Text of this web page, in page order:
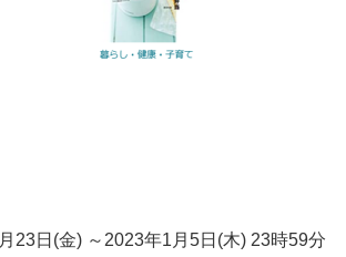
23日(金) ～2023年1月5日(木) 23時59分